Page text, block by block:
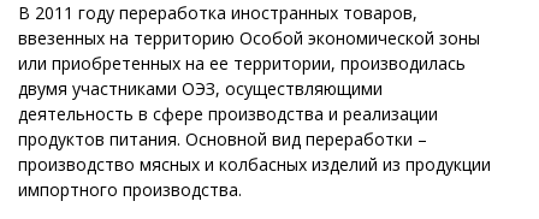
В 2011 году переработка иностранных товаров,
ввезенных на территорию Особой экономической зоны
или приобретенных на ее территории, производилась
двумя участниками ОЭЗ, осуществляющими
деятельность в сфере производства и реализации
продуктов питания. Основной вид переработки –
производство мясных и колбасных изделий из продукции
импортного производства.